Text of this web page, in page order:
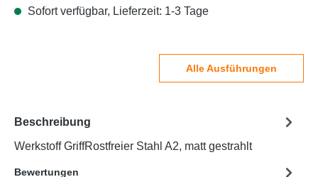
Sofort verfügbar, Lieferzeit: 1-3 Tage
Alle Ausführungen
Beschreibung
Werkstoff GriffRostfreier Stahl A2, matt gestrahlt
Bewertungen